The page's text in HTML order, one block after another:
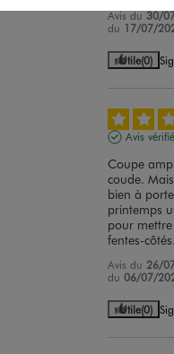
Avis du30/
du 17/07/
Utile(0)
Avis
Coupe
coude.
bien à
printemps
pour
fentes-côtés.
Avis du 26/
du06/07/
Utile(0)